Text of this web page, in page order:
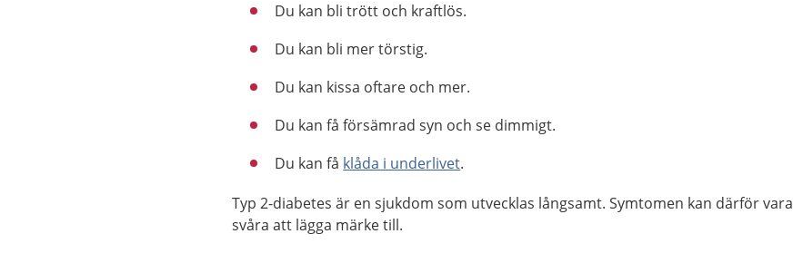
Du kan bli trött och kraftlös.
Du kan bli mer törstig.
Du kan kissa oftare och mer.
Du kan få försämrad syn och se dimmigt.
Du kan få klåda i underlivet.
Typ 2-diabetes är en sjukdom som utvecklas långsamt. Symtomen kan därför vara
svåra att lägga märke till.